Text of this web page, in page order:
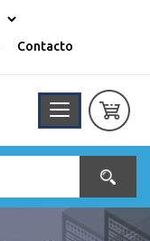
Contacto